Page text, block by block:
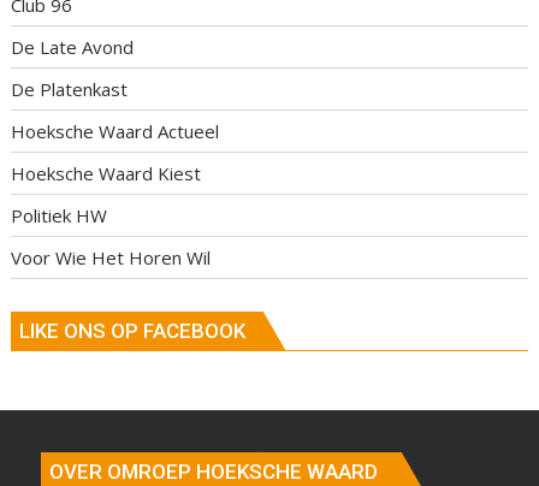
De Late Avond
De Platenkast
Hoeksche Waard Actueel
Hoeksche Waard Kiest
Politiek HW
Voor Wie Het Horen Wil
LIKE ONS OP FACEBOOK
OVER OMROEP HOEKSCHE WAARD